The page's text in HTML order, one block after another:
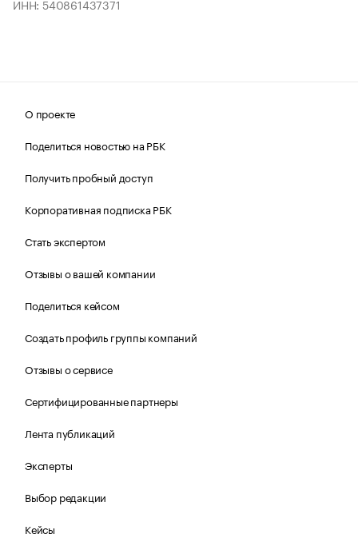
ИНН: 540861437371
О проекте
Поделиться новостью на РБК
Получить пробный доступ
Корпоративная подписка РБК
Стать экспертом
Отзывы о вашей компании
Поделиться кейсом
Создать профиль группы компаний
Отзывы о сервисе
Сертифицированные партнеры
Лента публикаций
Эксперты
Выбор редакции
Кейсы